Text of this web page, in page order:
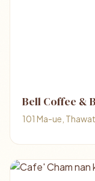
Bell Coffee &
101 Ma-ue,